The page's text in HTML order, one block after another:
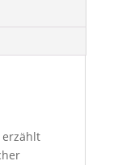
erzählt